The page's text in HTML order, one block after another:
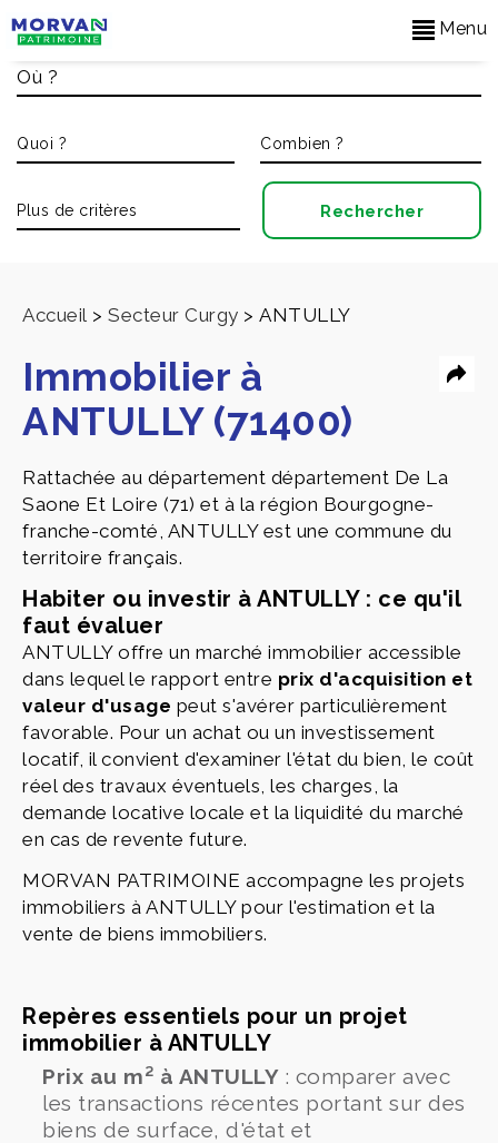
Menu
Accueil > Secteur Curgy > ANTULLY
Immobilier à
ANTULLY (71400)
Rattachée au département département De La
Saone Et Loire (71) et à la région Bourgogne-
franche-comté, ANTULLY est une commune du
territoire français.
Habiter ou investir à ANTULLY : ce qu'il
faut évaluer
ANTULLY offre un marché immobilier accessible
dans lequel le rapport entre prix d'acquisition et
valeur d'usage peut s'avérer particulièrement
favorable. Pour un achat ou un investissement
locatif, il convient d'examiner l'état du bien, le coût
réel des travaux éventuels, les charges, la
demande locative locale et la liquidité du marché
en cas de revente future.
MORVAN PATRIMOINE accompagne les projets
immobiliers à ANTULLY pour l'estimation et la
vente de biens immobiliers.
Repères essentiels pour un projet
immobilier à ANTULLY
Prix au m² à ANTULLY : comparer avec
les transactions récentes portant sur des
biens de surface, d'état et